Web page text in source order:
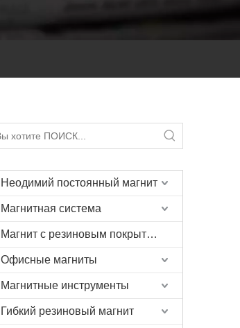
Неодимий постоянный магнит
Магнитная система
Магнит с резиновым покрытием
Офисные магниты
Магнитные инструменты
Гибкий резиновый магнит
Неодимовый магнит N52 Arc